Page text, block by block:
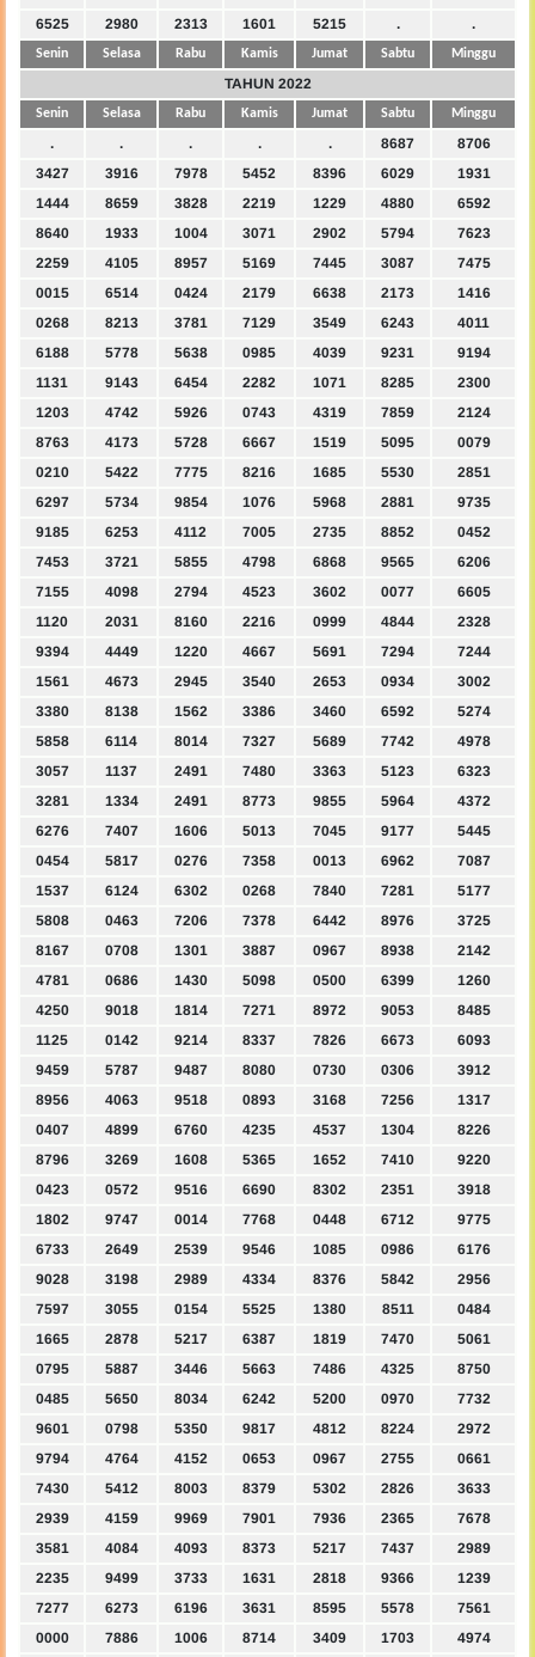
6525
2980 2313 1601 5215 . .
Senin Selasa Rabu Kamis Jumat Sabtu Minggu
TAHUN 2022
Senin Selasa Rabu Kamis Jumat Sabtu Minggu
. . . . . 8687
8706
3427
3916 7978 5452 8396 6029
1931
1444
8659 3828 2219 1229 4880
6592
8640
1933 1004 3071 2902 5794
7623
2259
4105 8957 5169 7445 3087
7475
0015
6514 0424 2179 6638 2173
1416
0268
8213 3781 7129 3549 6243
4011
6188
5778 5638 0985 4039 9231
9194
1131
9143 6454 2282 1071 8285
2300
1203
4742 5926 0743 4319 7859
2124
8763
4173 5728 6667 1519 5095
0079
0210
5422 7775 8216 1685 5530
2851
6297
5734 9854 1076 5968 2881
9735
9185
6253 4112 7005 2735 8852
0452
7453
3721 5855 4798 6868 9565
6206
7155
4098 2794 4523 3602 0077
6605
1120
2031 8160 2216 0999 4844
2328
9394
4449 1220 4667 5691 7294
7244
1561
4673 2945 3540 2653 0934
3002
3380
8138 1562 3386 3460 6592
5274
5858
6114 8014 7327 5689 7742
4978
3057
1137 2491 7480 3363 5123
6323
3281
1334 2491 8773 9855 5964
4372
6276
7407 1606 5013 7045 9177
5445
0454
5817 0276 7358 0013 6962
7087
1537
6124 6302 0268 7840 7281
5177
5808
0463 7206 7378 6442 8976
3725
8167
0708 1301 3887 0967 8938
2142
4781
0686 1430 5098 0500 6399
1260
4250
9018 1814 7271 8972 9053
8485
1125
0142 9214 8337 7826 6673
6093
9459
5787 9487 8080 0730 0306
3912
8956
4063 9518 0893 3168 7256
1317
0407
4899 6760 4235 4537 1304
8226
8796
3269 1608 5365 1652 7410
9220
0423
0572 9516 6690 8302 2351
3918
1802
9747 0014 7768 0448 6712
9775
6733
2649 2539 9546 1085 0986
6176
9028
3198 2989 4334 8376 5842
2956
7597
3055 0154 5525 1380 8511
0484
1665
2878 5217 6387 1819 7470
5061
0795
5887 3446 5663 7486 4325
8750
0485
5650 8034 6242 5200 0970
7732
9601
0798 5350 9817 4812 8224
2972
9794
4764 4152 0653 0967 2755
0661
7430
5412 8003 8379 5302 2826
3633
2939
4159 9969 7901 7936 2365
7678
3581
4084 4093 8373 5217 7437
2989
2235
9499 3733 1631 2818 9366
1239
7277
6273 6196 3631 8595 5578
7561
0000
7886 1006 8714 3409 1703
4974